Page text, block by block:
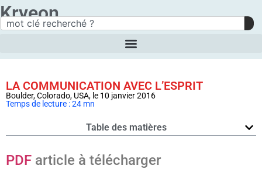
Kryeon
LA COMMUNICATION AVEC L’ESPRIT
Boulder, Colorado, USA, le 10 janvier 2016
Temps de lecture : 24 mn
Table des matières
PDF article à télécharger